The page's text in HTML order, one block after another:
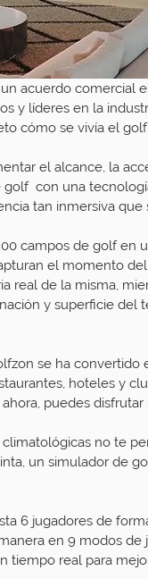
acuerdo comercial
y líderes en la
cómo se vivía el
el alcance, la
con una
tan inmersiva
campos de golf en
el momento
real de la misma,
y superficie
se ha
hoteles y
puedes
no te
un simulador de
6 jugadores de
en 9 modos de
tiempo real para